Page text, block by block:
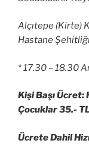
Alçıtepe (Kirte)
Hastane
* 17.30 – 18.30
Kişi Başı Ücret:
Çocuklar 35.-
Ücrete Dahil